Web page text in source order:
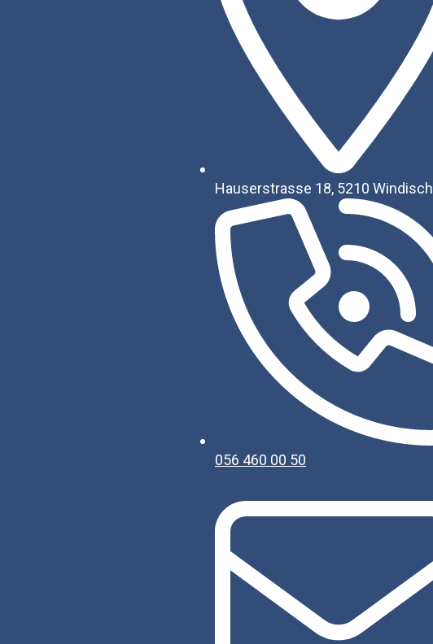
Hauserstrasse 18, 5210 Windisch
056 460 00 50